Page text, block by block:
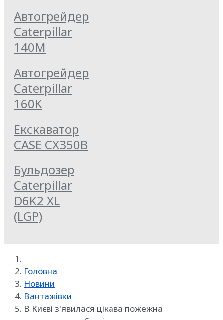
Автогрейдер
Caterpillar
140M
Автогрейдер
Caterpillar
160K
Екскаватор
CASE CX350B
Бульдозер
Caterpillar
D6K2 XL
(LGP)
Головна
Новини
Вантажівки
В Києві з'явилася цікава пожежна